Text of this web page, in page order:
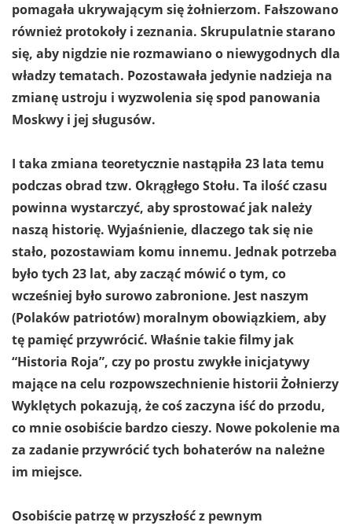
pomagała ukrywającym się żołnierzom. Fałszowano
również protokoły i zeznania. Skrupulatnie starano
się, aby nigdzie nie rozmawiano o niewygodnych dla
władzy tematach. Pozostawała jedynie nadzieja na
zmianę ustroju i wyzwolenia się spod panowania
Moskwy i jej sługusów.
I taka zmiana teoretycznie nastąpiła 23 lata temu
podczas obrad tzw. Okrągłego Stołu. Ta ilość czasu
powinna wystarczyć, aby sprostować jak należy
naszą historię. Wyjaśnienie, dlaczego tak się nie
stało, pozostawiam komu innemu. Jednak potrzeba
było tych 23 lat, aby zacząć mówić o tym, co
wcześniej było surowo zabronione. Jest naszym
(Polaków patriotów) moralnym obowiązkiem, aby
tę pamięć przywrócić. Właśnie takie filmy jak
“Historia Roja”, czy po prostu zwykłe inicjatywy
mające na celu rozpowszechnienie historii Żołnierzy
Wyklętych pokazują, że coś zaczyna iść do przodu,
co mnie osobiście bardzo cieszy. Nowe pokolenie ma
za zadanie przywrócić tych bohaterów na należne
im miejsce.
Osobiście patrzę w przyszłość z pewnym